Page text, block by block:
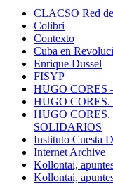
CLACSO Red
Colibri
Contexto
Cuba en
Enrique Dussel
FISYP
HUGO CORES
HUGO
HUGO
SOLIDARIOS
Instituto Cuesta
Internet Archive
Kollontai,
Kollontai,